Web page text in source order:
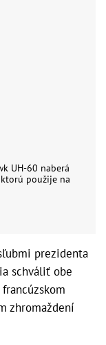
UH-60 naberá
použije na
prezidenta
schváliť obe
zhromaždení